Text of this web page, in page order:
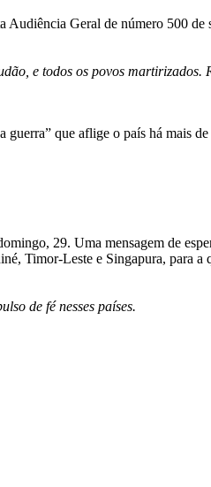
Geral de número 500
e todos os povos martirizados.
que aflige o país há mais
29. Uma mensagem de
Timor-Leste e Singapura, para
de fé nesses países.